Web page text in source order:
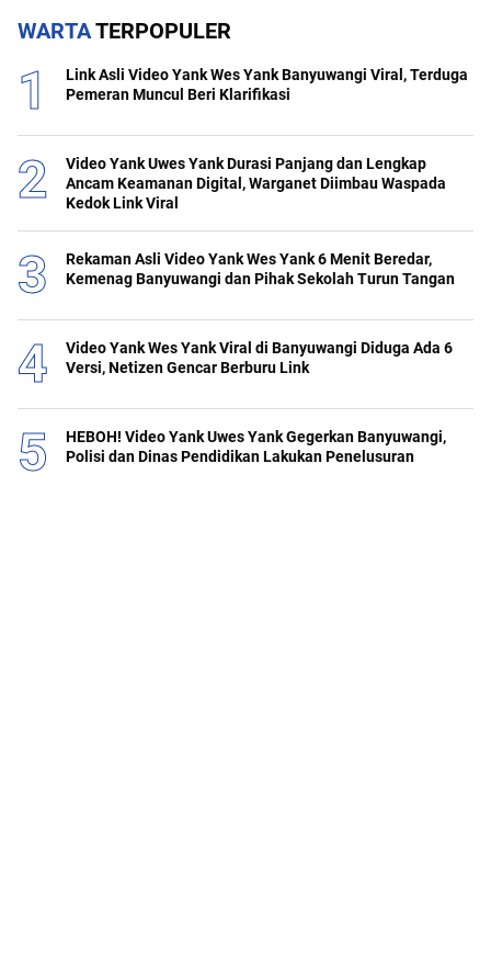
WARTATERPOPULER
Link Asli Video Yank Wes Yank Banyuwangi Viral, Terduga
Pemeran Muncul Beri Klarifikasi
Video Yank Uwes Yank Durasi Panjang dan Lengkap
Ancam Keamanan Digital, Warganet Diimbau Waspada
Kedok Link Viral
Rekaman Asli Video Yank Wes Yank 6 Menit Beredar,
Kemenag Banyuwangi dan Pihak Sekolah Turun Tangan
Video Yank Wes Yank Viral di Banyuwangi Diduga Ada 6
Versi, Netizen Gencar Berburu Link
HEBOH! Video Yank Uwes Yank Gegerkan Banyuwangi,
Polisi dan Dinas Pendidikan Lakukan Penelusuran